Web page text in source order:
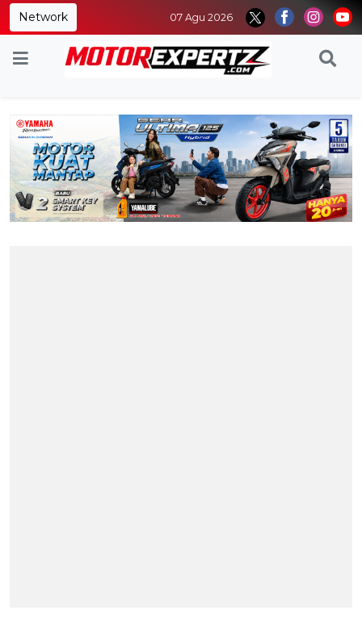
Network 07 Agu 2026